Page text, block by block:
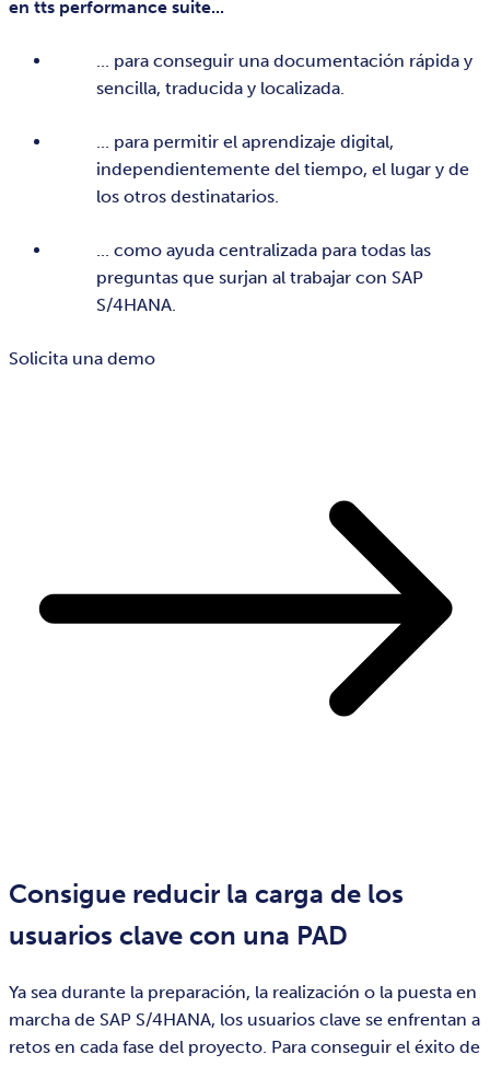
en tts performance suite...
... para conseguir una documentación rápida y
sencilla, traducida y localizada.
... para permitir el aprendizaje digital,
independientemente del tiempo, el lugar y de
los otros destinatarios.
... como ayuda centralizada para todas las
preguntas que surjan al trabajar con SAP
S/4HANA.
Solicita una demo
Consigue reducir la carga de los
usuarios clave con una PAD
Ya sea durante la preparación, la realización o la puesta en
marcha de SAP S/4HANA, los usuarios clave se enfrentan a
retos en cada fase del proyecto. Para conseguir el éxito de